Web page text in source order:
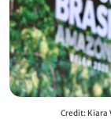
Credit: Kiara